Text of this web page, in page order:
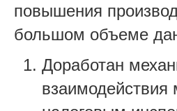
повышения
большом объеме
Доработан
взаимодействия